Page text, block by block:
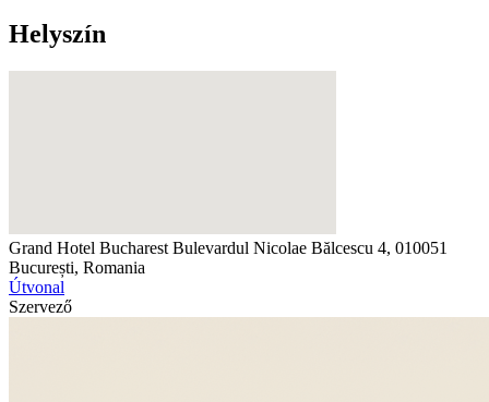
Helyszín
Grand Hotel Bucharest Bulevardul Nicolae Bălcescu 4, 010051
București, Romania
Útvonal
Szervező